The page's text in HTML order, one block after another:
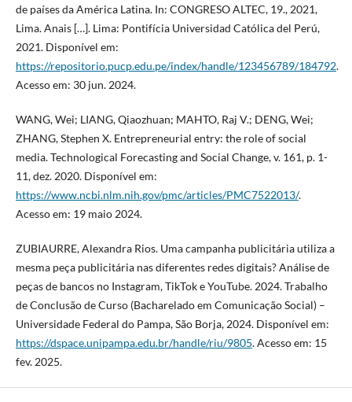
de países da América Latina. In: CONGRESO ALTEC, 19., 2021,
Lima. Anais […]. Lima: Pontifícia Universidad Católica del Perú,
2021. Disponível em:
https://repositorio.pucp.edu.pe/index/handle/123456789/184792.
Acesso em: 30 jun. 2024.
WANG, Wei; LIANG, Qiaozhuan; MAHTO, Raj V.; DENG, Wei;
ZHANG, Stephen X. Entrepreneurial entry: the role of social
media. Technological Forecasting and Social Change, v. 161, p. 1-
11, dez. 2020. Disponível em:
https://www.ncbi.nlm.nih.gov/pmc/articles/PMC7522013/.
Acesso em: 19 maio 2024.
ZUBIAURRE, Alexandra Rios. Uma campanha publicitária utiliza a
mesma peça publicitária nas diferentes redes digitais? Análise de
peças de bancos no Instagram, TikTok e YouTube. 2024. Trabalho
de Conclusão de Curso (Bacharelado em Comunicação Social) –
Universidade Federal do Pampa, São Borja, 2024. Disponível em:
https://dspace.unipampa.edu.br/handle/riu/9805. Acesso em: 15
fev. 2025.